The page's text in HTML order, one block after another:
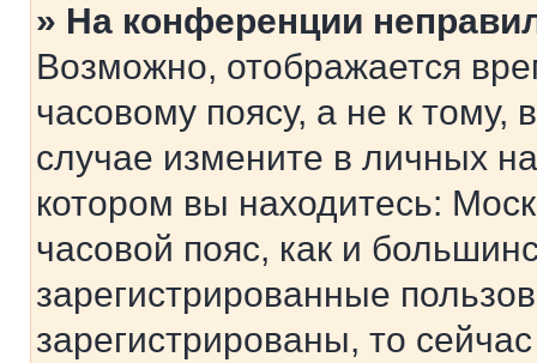
» На конференции
Возможно, отображается
часовому поясу, а не к тому,
случае измените в личных
котором вы находитесь:
часовой пояс, как и
зарегистрированные
зарегистрированы, то